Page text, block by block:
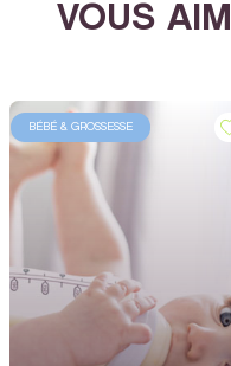
VOUS
BÉBÉ & GROSSESSE